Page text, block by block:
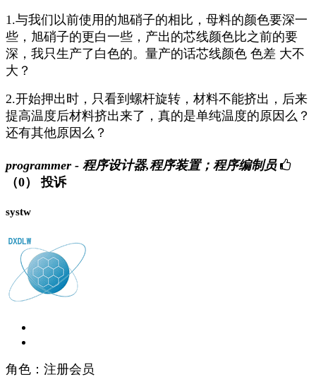
1.与我们以前使用的旭硝子的相比，母料的颜色要深一
些，旭硝子的更白一些，产出的芯线颜色比之前的要
深，我只生产了白色的。量产的话芯线颜色 色差 大不
大？
2.开始押出时，只看到螺杆旋转，材料不能挤出，后来
提高温度后材料挤出来了，真的是单纯温度的原因么？
还有其他原因么？
programmer - 程序设计器,程序装置；程序编制员
（0）
投诉
systw
角色：注册会员